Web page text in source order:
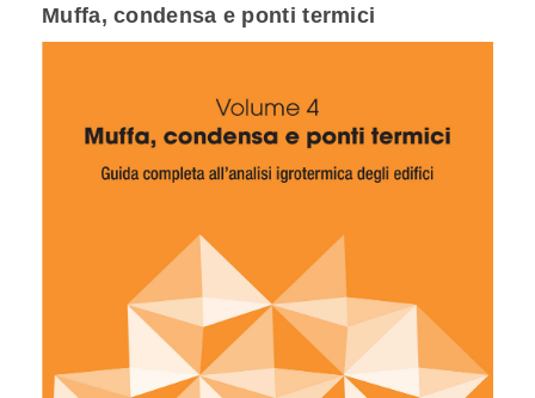
Muffa, condensa e ponti termici